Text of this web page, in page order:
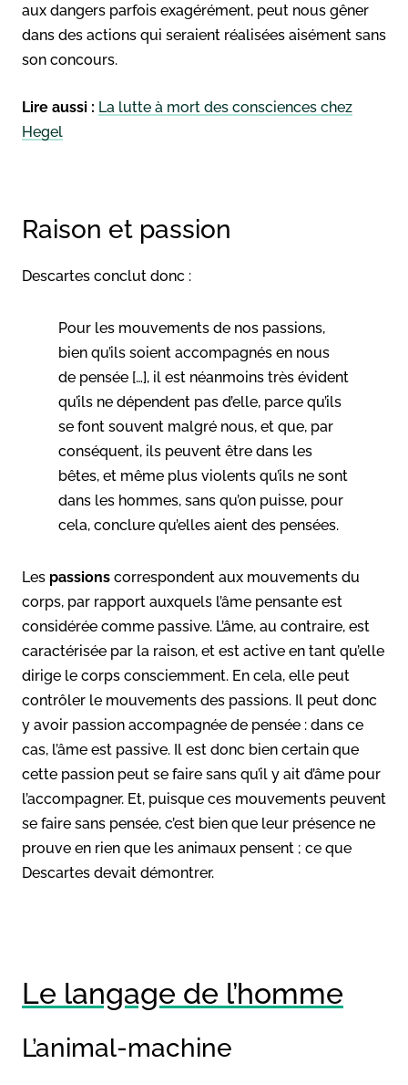
aux dangers parfois exagérément, peut nous gêner
dans des actions qui seraient réalisées aisément sans
son concours.
Lire aussi : La lutte à mort des consciences chez
Hegel
Raison et passion
Descartes conclut donc :
Pour les mouvements de nos passions,
bien qu’ils soient accompagnés en nous
de pensée […], il est néanmoins très évident
qu’ils ne dépendent pas d’elle, parce qu’ils
se font souvent malgré nous, et que, par
conséquent, ils peuvent être dans les
bêtes, et même plus violents qu’ils ne sont
dans les hommes, sans qu’on puisse, pour
cela, conclure qu’elles aient des pensées.
Les passions correspondent aux mouvements du
corps, par rapport auxquels l’âme pensante est
considérée comme passive. L’âme, au contraire, est
caractérisée par la raison, et est active en tant qu’elle
dirige le corps consciemment. En cela, elle peut
contrôler le mouvements des passions. Il peut donc
y avoir passion accompagnée de pensée : dans ce
cas, l’âme est passive. Il est donc bien certain que
cette passion peut se faire sans qu’il y ait d’âme pour
l’accompagner. Et, puisque ces mouvements peuvent
se faire sans pensée, c’est bien que leur présence ne
prouve en rien que les animaux pensent ; ce que
Descartes devait démontrer.
Le langage de l’homme
L’animal-machine